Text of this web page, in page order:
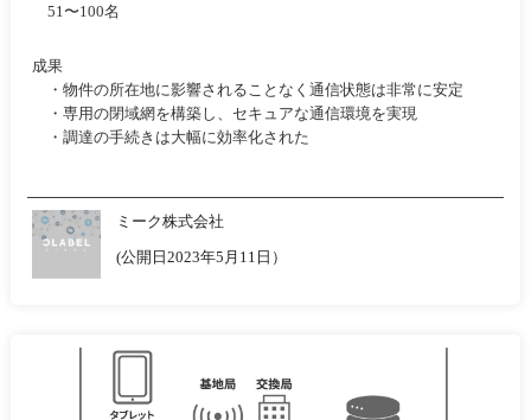
51〜100名
成果
・物件の所在地に影響されることなく通信状態は非常に安定
・専用の閉域網を構築し、セキュアな通信環境を実現
・調達の手続きは大幅に効率化された
ミーク株式会社
(公開日2023年5月11日）